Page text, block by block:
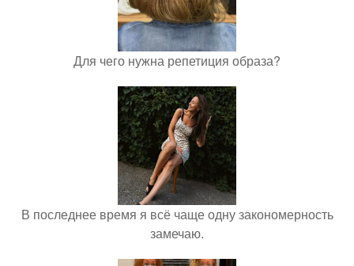
Для чего нужна репетиция образа?
В последнее время я всё чаще одну закономерность
замечаю.